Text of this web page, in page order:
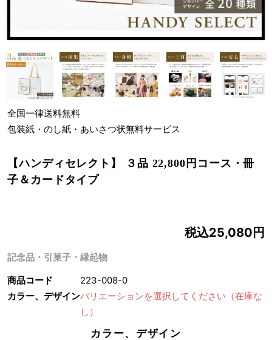
全国一律送料無料
包装紙・のし紙・あいさつ状無料サービス
【ハンディセレクト】 ３品 22,800円コース・冊
子＆カードタイプ
記念品・引菓子・縁起物
税込25,080円
商品コード
223-008-0
カラー、デザインバリエーションを選択してください （在庫な
し）
カラー、デザイン